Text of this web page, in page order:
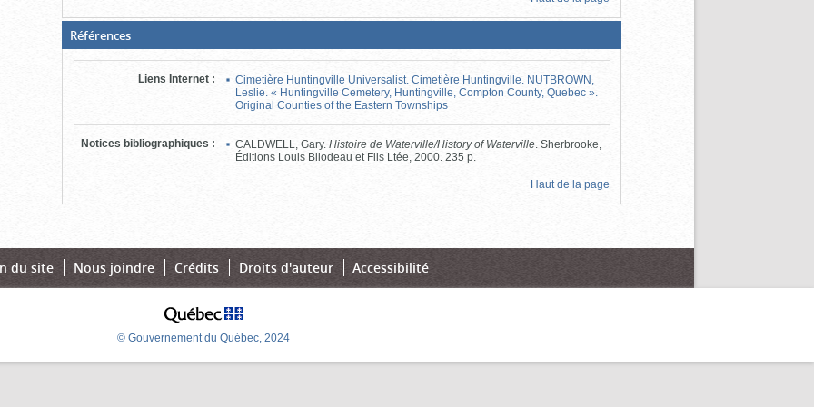
Références(Boite
fermée,
cliquer
pour
ouvrir)
Liens Internet :
Cimetière Huntingville Universalist. Cimetière Huntingville. NUTBROWN,
Leslie. « Huntingville Cemetery, Huntingville, Compton County, Quebec ».
Original Counties of the Eastern Townships
Notices bibliographiques : CALDWELL, Gary.Histoire de Waterville/History of Waterville. Sherbrooke,
Éditions Louis Bilodeau et Fils Ltée, 2000. 235 p.
Haut de la page
du site Nous joindre Crédits Droits d'auteur Accessibilité
© Gouvernement du Québec, 2024